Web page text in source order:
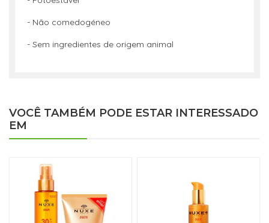
- Não comedogéneo
- Sem ingredientes de origem animal
VOCÊ TAMBÉM PODE ESTAR INTERESSADO
EM